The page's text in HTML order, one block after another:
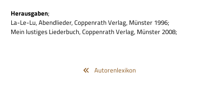
Her­aus­ga­ben;
La-Le-Lu, Abend­lie­der, Cop­pen­rath Ver­lag, Mün­ster 1996;
Mein lusti­ges Lie­der­buch, Cop­pen­rath Ver­lag, Mün­ster 2008;
Autorenlexikon